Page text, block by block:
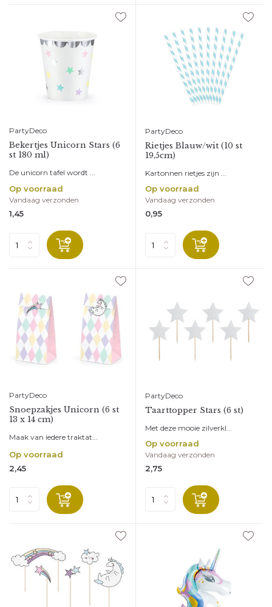
PartyDeco
Bekertjes Unicorn Stars (6
st 180 ml)
De unicorn tafel wordt ...
Op voorraad
Vandaag verzonden
1,45
PartyDeco
Rietjes Blauw/wit (10 st
19,5cm)
Kartonnen rietjes zijn ...
Op voorraad
Vandaag verzonden
0,95
PartyDeco
Snoepzakjes Unicorn (6 st
13 x 14 cm)
Maak van iedere traktat...
Op voorraad
2,45
PartyDeco
Taarttopper Stars (6 st)
Met deze mooie zilverkl...
Op voorraad
Vandaag verzonden
2,75